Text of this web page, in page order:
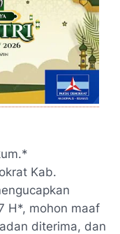
Kab.
H*, mohon maaf
diterima, dan